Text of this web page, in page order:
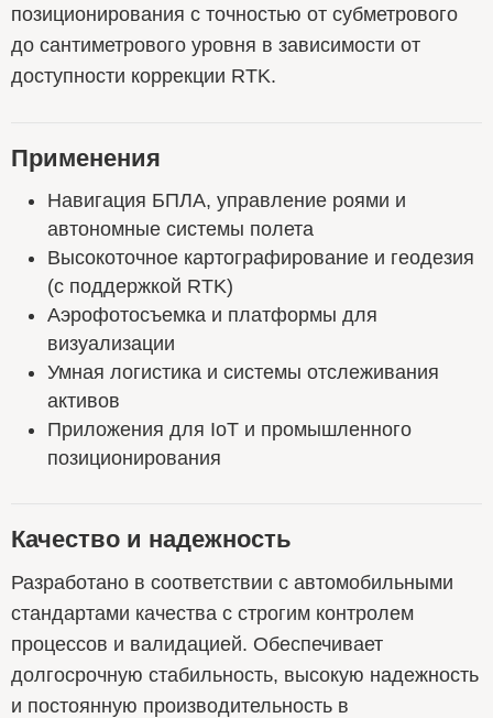
позиционирования с точностью от субметрового
до сантиметрового уровня в зависимости от
доступности коррекции RTK.
Применения
Навигация БПЛА, управление роями и
автономные системы полета
Высокоточное картографирование и геодезия
(с поддержкой RTK)
Аэрофотосъемка и платформы для
визуализации
Умная логистика и системы отслеживания
активов
Приложения для IoT и промышленного
позиционирования
Качество и надежность
Разработано в соответствии с автомобильными
стандартами качества с строгим контролем
процессов и валидацией. Обеспечивает
долгосрочную стабильность, высокую надежность
и постоянную производительность в